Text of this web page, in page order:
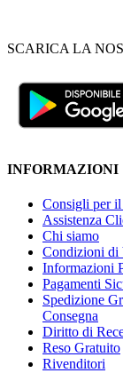
SCARICA LA
INFORMAZIONI
Consigli per
Assistenza
Chi siamo
Condizioni di
Informazioni
Pagamenti
Spedizione
Consegna
Diritto di
Reso Gratuito
Rivenditori